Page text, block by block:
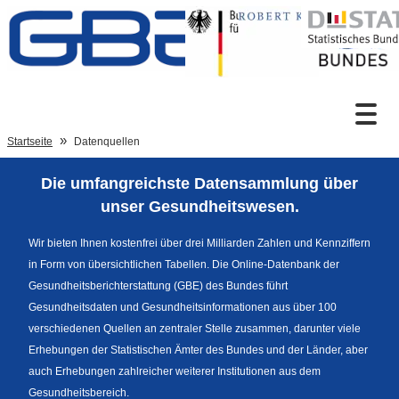
Zum Inhalt
Sprachumschaltung
Fußzeile
Startseite Datenquellen
Die umfangreichste Datensammlung über
unser Gesundheitswesen.
Wir bieten Ihnen kostenfrei über drei Milliarden Zahlen und Kennziffern
in Form von übersichtlichen Tabellen. Die Online-Datenbank der
Gesundheitsberichterstattung (GBE) des Bundes führt
Gesundheitsdaten und Gesundheitsinformationen aus über 100
verschiedenen Quellen an zentraler Stelle zusammen, darunter viele
Erhebungen der Statistischen Ämter des Bundes und der Länder, aber
auch Erhebungen zahlreicher weiterer Institutionen aus dem
Gesundheitsbereich.